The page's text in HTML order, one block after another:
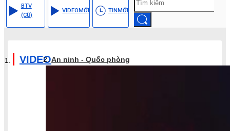
BTV
(CŨ)
VIDEOMỚI TINMỚI
VIDEOAn ninh - Quốc phòng